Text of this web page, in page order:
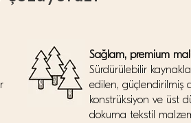
Sağlam, premium
Sürdürülebilir
edilen, güçlendirilmiş
konstrüksiyon ve üst
dokuma tekstil